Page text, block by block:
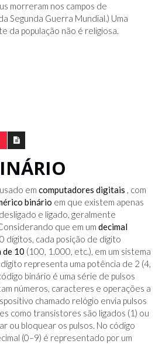
morreram nos campos de
Segunda Guerra Mundial.) Uma
da população não é religiosa.
em computadores digitais , com
binário em que existem apenas
e ligado, geralmente
que em um decimal
dígitos, cada posição de dígito
de 10 (100, 1.000, etc.), em um sistema
representa uma potência de 2 (4,
binário é uma série de pulsos
números, caracteres e operações a
chamado relógio envia pulsos
como transistores são ligados (1) ou
ou bloquear os pulsos. No código
(0–9) é representado por um